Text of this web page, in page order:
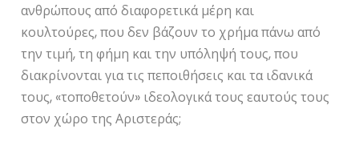
ανθρώπους από διαφορετικά μέρη και
κουλτούρες, που δεν βάζουν το χρήμα πάνω από
την τιμή, τη φήμη και την υπόληψή τους, που
διακρίνονται για τις πεποιθήσεις και τα ιδανικά
τους, «τοποθετούν» ιδεολογικά τους εαυτούς τους
στον χώρο της Αριστεράς;